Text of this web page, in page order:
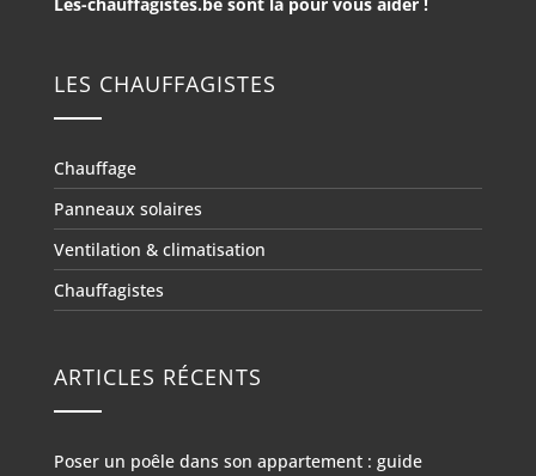
LES CHAUFFAGISTES
Chauffage
Panneaux solaires
Ventilation & climatisation
Chauffagistes
ARTICLES RÉCENTS
Poser un poêle dans son appartement : guide